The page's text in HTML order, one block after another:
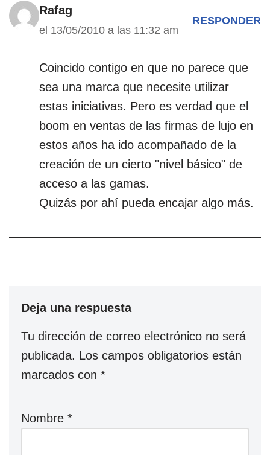
Rafag
el 13/05/2010 a las 11:32 am
RESPONDER
Coincido contigo en que no parece que
sea una marca que necesite utilizar
estas iniciativas. Pero es verdad que el
boom en ventas de las firmas de lujo en
estos años ha ido acompañado de la
creación de un cierto "nivel básico" de
acceso a las gamas.
Quizás por ahí pueda encajar algo más.
Deja una respuesta
Tu dirección de correo electrónico no será
publicada. Los campos obligatorios están
marcados con *
Nombre *